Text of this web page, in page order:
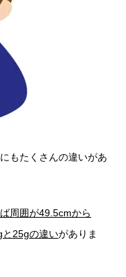
もたくさんの違いがあ
周囲が49.5cmから
25gの違いがありま